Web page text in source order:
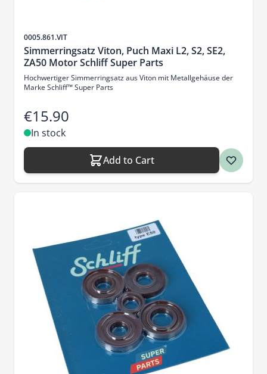
Sku
0005.861.VIT
Simmerringsatz Viton, Puch Maxi L2, S2, SE2,
ZA50 Motor Schliff Super Parts
Hochwertiger Simmerringsatz aus Viton mit Metallgehäuse der
Marke Schliff™ Super Parts
€15.90
In stock
Add to Cart